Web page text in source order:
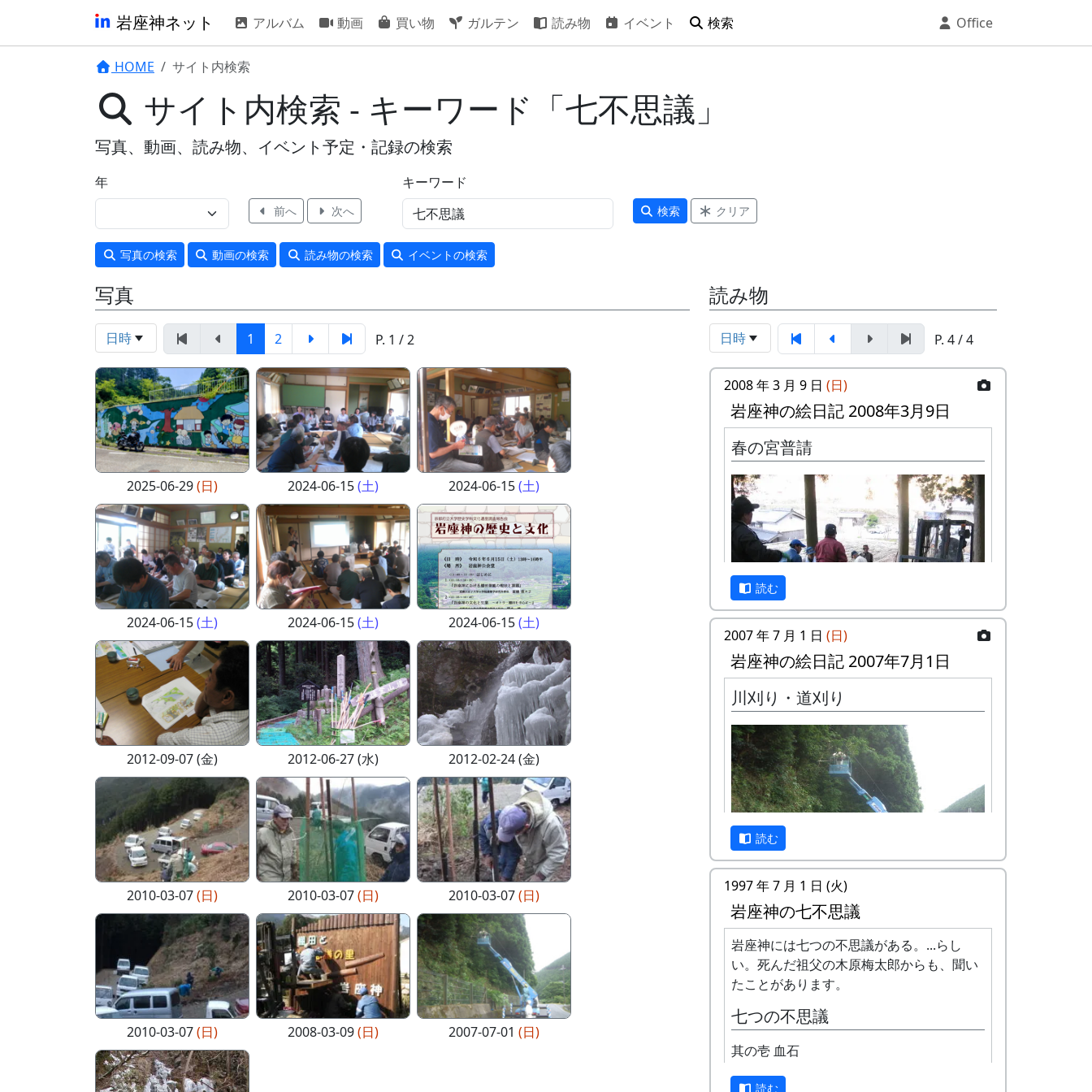
岩座神ネット アルバム 動画 買い物 ガルテン 読み物 イベント 検索 Office
HOME サイト内検索
サイト内検索 - キーワード「七不思議」
写真、動画、読み物、イベント予定・記録の検索
年
前へ 次へ
キーワード
検索 クリア
写真の検索 動画の検索 読み物の検索 イベントの検索
写真
日時 1 2 P. 1 / 2
2025-06-29(日) 2024-06-15(土) 2024-06-15(土)
2024-06-15(土) 2024-06-15(土) 2024-06-15(土)
2012-09-07 (金) 2012-06-27 (水) 2012-02-24 (金)
2010-03-07(日) 2010-03-07(日) 2010-03-07(日)
2010-03-07(日) 2008-03-09(日) 2007-07-01 (日)
読み物
日時 P. 4 / 4
2008 年 3 月 9 日 (日)
岩座神の絵日記 2008年3月9日
春の宮普請
岩座神では、年に二度、春と秋に、氏神で
ある五霊神社の社殿や境内を整備するため
の日が設けられていて、「宮普請(みやぶし
ん)」と呼ばれている。今日が春の宮普請で
ある。
宮普請と言いながら、御当人(おとうにん、
宮当番)以外は山に入って枝打ちや間伐をし
たりする事もある。と言うか、その方が一
般的である。
今日は、午前中はお宮さんの境内の整備。
写真は、伐り落したホソバタブの大枝を片
付けているところだ。
五霊神社の境内には、県の天然記念物に指
定されたホソバタブの大木が３本あるのだ
が、いくつかの太い枝や幹の中が空洞にな
っていて、強い風が吹くと(あるいは何もし
なくても)折れて落ちる心配があった。
お宮さんの境内は、棚田オーナー行事でも
読む
2007 年 7 月 1 日 (日)
岩座神の絵日記 2007年7月1日
川刈り・道刈り
正確に言うと「川(岸の草)刈り」、「道(端
の草)刈り」だ。川や道そのものを刈る訳で
はない。
毎年、この時季に行なうのだが、朝早くか
ら夕方まで、結構きつい労働だ。
写真は、岩座神の入り口、七不思議の「血
石」があるあたり。新兵器(「高所作業車」
読む
1997 年 7 月 1 日 (火)
岩座神の七不思議
岩座神には七つの不思議がある。...らし
い。死んだ祖父の木原梅太郎からも、聞い
たことがあります。
七つの不思議
其の壱 血石
読む